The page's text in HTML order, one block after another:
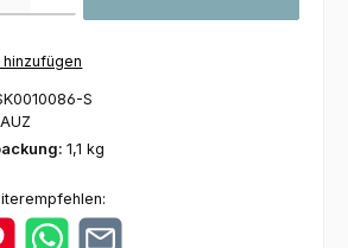
S
1,1 kg